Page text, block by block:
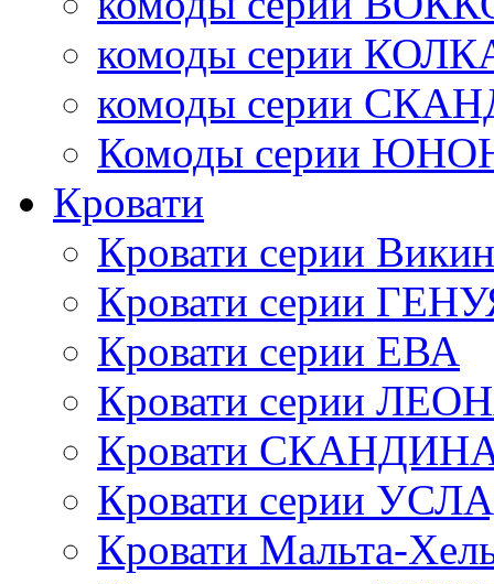
комоды серии
комоды серии
Комоды серии
Кровати
Кровати серии
Кровати серии
Кровати серии ЕВА
Кровати серии
Кровати
Кровати серии
Кровати Мальта-